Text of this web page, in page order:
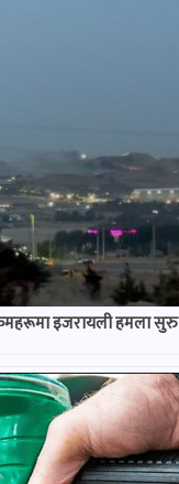
इजरायली हमला सुरु